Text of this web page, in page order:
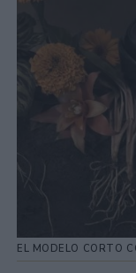
EL MODELO CORTO